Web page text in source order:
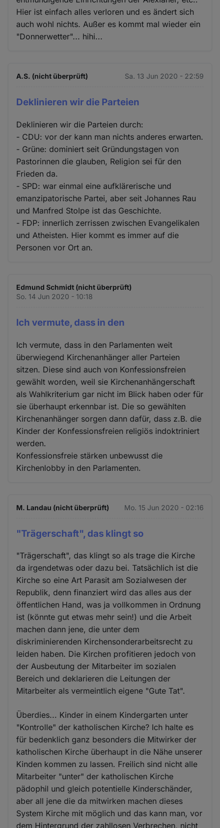
Hier ist einfach alles verloren und es ändert sich
auch wohl nichts. Außer es kommt mal wieder ein
"Donnerwetter"... hihi...
A.S. (nicht überprüft) Sa. 13 Jun 2020 - 22:59
Deklinieren wir die Parteien
Deklinieren wir die Parteien durch:
- CDU: vor der kann man nichts anderes erwarten.
- Grüne: dominiert seit Gründungstagen von
Pastorinnen die glauben, Religion sei für den
Frieden da.
- SPD: war einmal eine aufklärerische und
emanzipatorische Partei, aber seit Johannes Rau
und Manfred Stolpe ist das Geschichte.
- FDP: innerlich zerrissen zwischen Evangelikalen
und Atheisten. Hier kommt es immer auf die
Personen vor Ort an.
Edmund Schmidt (nicht überprüft)
So. 14 Jun 2020 - 10:18
Ich vermute, dass in den
Ich vermute, dass in den Parlamenten weit
überwiegend Kirchenanhänger aller Parteien
sitzen. Diese sind auch von Konfessionsfreien
gewählt worden, weil sie Kirchenanhängerschaft
als Wahlkriterium gar nicht im Blick haben oder für
sie überhaupt erkennbar ist. Die so gewählten
Kirchenanhänger sorgen dann dafür, dass z.B. die
Kinder der Konfessionsfreien religiös indoktriniert
werden.
Konfessionsfreie stärken unbewusst die
Kirchenlobby in den Parlamenten.
M. Landau (nicht überprüft) Mo. 15 Jun 2020 - 02:16
"Trägerschaft", das klingt so
"Trägerschaft", das klingt so als trage die Kirche
da irgendetwas oder dazu bei. Tatsächlich ist die
Kirche so eine Art Parasit am Sozialwesen der
Republik, denn finanziert wird das alles aus der
öffentlichen Hand, was ja vollkommen in Ordnung
ist (könnte gut etwas mehr sein!) und die Arbeit
machen dann jene, die unter dem
diskriminierenden Kirchensonderarbeitsrecht zu
leiden haben. Die Kirchen profitieren jedoch von
der Ausbeutung der Mitarbeiter im sozialen
Bereich und deklarieren die Leitungen der
Mitarbeiter als vermeintlich eigene "Gute Tat".
Überdies... Kinder in einem Kindergarten unter
"Kontrolle" der katholischen Kirche? Ich halte es
für bedenklich ganz besonders die Mitwirker der
katholischen Kirche überhaupt in die Nähe unserer
Kinden kommen zu lassen. Freilich sind nicht alle
Mitarbeiter "unter" der katholischen Kirche
pädophil und gleich potentielle Kinderschänder,
aber all jene die da mitwirken machen dieses
System Kirche mit möglich und das kann man, vor
dem Hintergrund der zahllosen Verbrechen, nicht